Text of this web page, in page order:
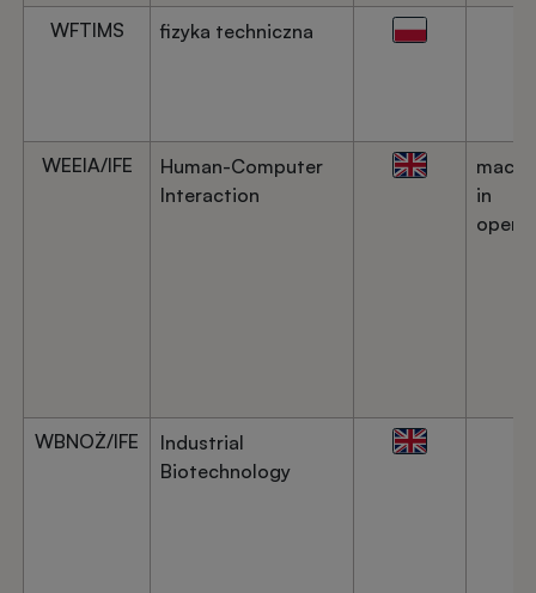
WFTIMS fizyka techniczna
WEEIA/IFE
Human-Computer
Interaction
in
WBNOŻ/IFE
Industrial
Biotechnology